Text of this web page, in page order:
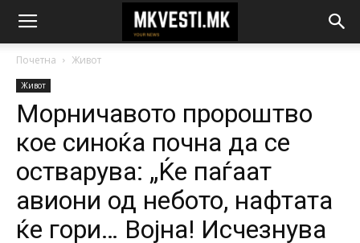
Почетна Живот
Живот
Морничавото пророштво
кое синоќа почна да се
остварува: „Ќе паѓаат
авиони од небото, нафтата
ќе гори… Војна! Исчезнува